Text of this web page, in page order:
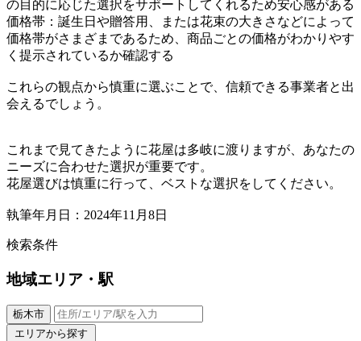
の目的に応じた選択をサポートしてくれるため安心感がある
価格帯：誕生日や贈答用、または花束の大きさなどによって
価格帯がさまざまであるため、商品ごとの価格がわかりやす
く提示されているか確認する
これらの観点から慎重に選ぶことで、信頼できる事業者と出
会えるでしょう。
これまで見てきたように花屋は多岐に渡りますが、あなたの
ニーズに合わせた選択が重要です。
花屋選びは慎重に行って、ベストな選択をしてください。
執筆年月日：2024年11月8日
検索条件
地域エリア・駅
栃木市
エリアから探す